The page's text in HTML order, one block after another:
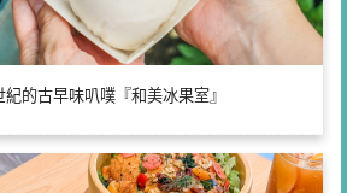
的古早味叭噗『和美冰果室』